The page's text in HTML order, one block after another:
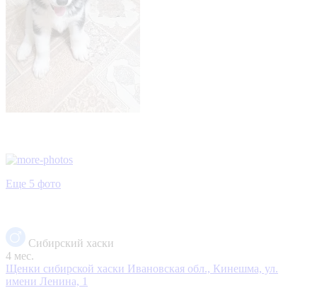
Еще 5 фото
Сибирский хаски
4 мес.
Щенки сибирской хаски Ивановская обл., Кинешма, ул.
имени Ленина, 1